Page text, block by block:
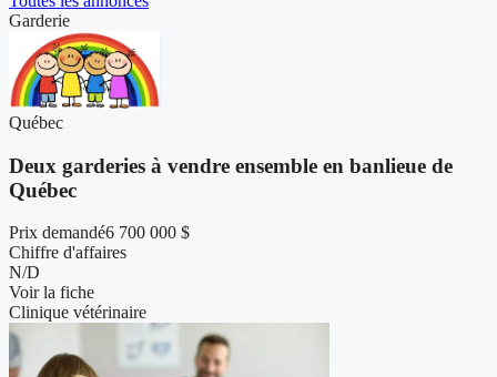
Garderie
Québec
Deux garderies à vendre ensemble en banlieue de
Québec
Prix demandé6 700 000 $
Chiffre d'affaires
N/D
Voir la fiche
Clinique vétérinaire